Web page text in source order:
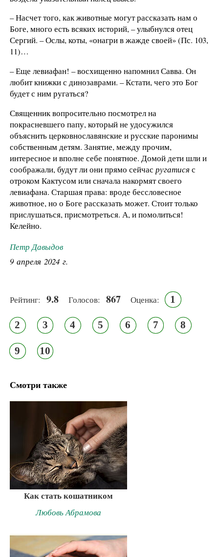
– Насчет того, как животные могут рассказать нам о
Боге, много есть всяких историй, – улыбнулся отец
Сергий. – Ослы, коты, «онагри в жажде своей» (Пс. 103,
11)…
– Еще левиафан! – восхищенно напомнил Савва. Он
любит книжки с динозаврами. – Кстати, чего это Бог
будет с ним ругаться?
Священник вопросительно посмотрел на
покрасневшего папу, который не удосужился
объяснить церковнославянские и русские паронимы
собственным детям. Занятие, между прочим,
интересное и вполне себе понятное. Домой дети шли и
соображали, будут ли они прямо сейчас ругатися с
отроком Кактусом или сначала накормят своего
левиафана. Старшая права: вроде бессловесное
животное, но о Боге рассказать может. Стоит только
прислушаться, присмотреться. А, и помолиться!
Келейно.
Петр Давыдов
9 апреля 2024 г.
Рейтинг: 9.8 Голосов: 867 Оценка: 1
2 3 4 5 6 7 8
9 10
Смотри также
Как стать кошатником
Любовь Абрамова